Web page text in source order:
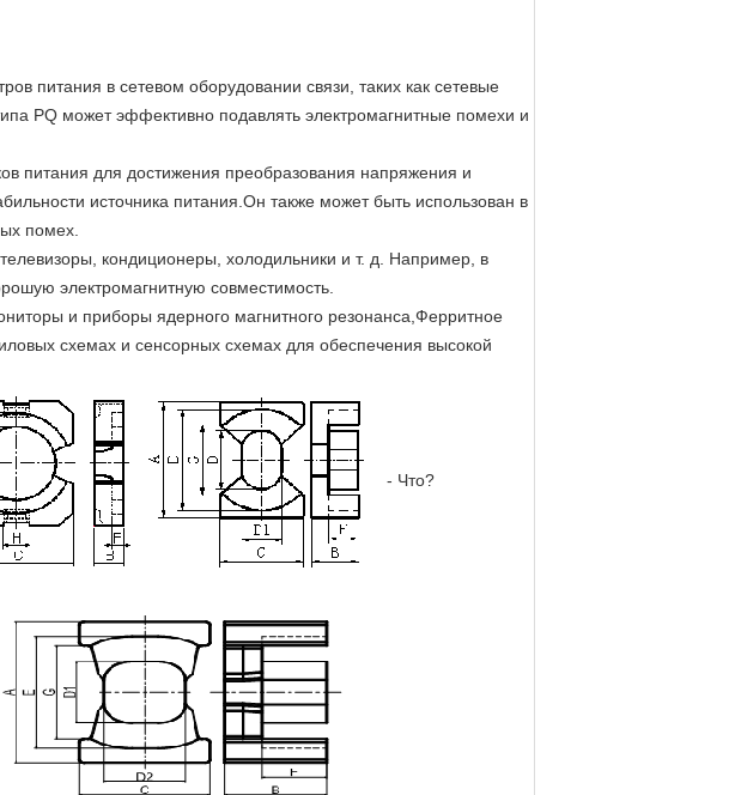
питания в сетевом оборудовании связи, таких как сетевые
PQ может эффективно подавлять электромагнитные помехи и
питания для достижения преобразования напряжения и
источника питания.Он также может быть использован в
помех.
кондиционеры, холодильники и т. д. Например, в
электромагнитную совместимость.
и приборы ядерного магнитного резонанса,Ферритное
схемах и сенсорных схемах для обеспечения высокой
- Что?